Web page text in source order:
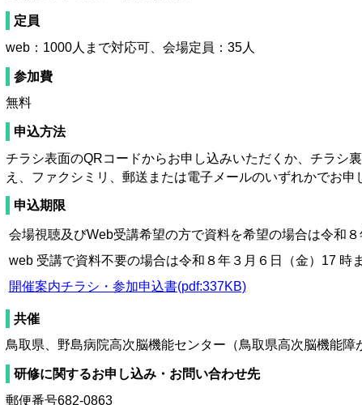
定員
web：1000人まで対応可、会場定員：35人
参加費
無料
申込方法
チラシ表面のQRコードからお申し込みいただくか、チラシ
え、ファクシミリ、郵送または電子メールのいずれかでお申
申込期限
会場視聴及びWeb受講希望の方で資料を希望の場合は令和
web 受講で資料不要の場合は令和８年３月６日（金）17 時
開催案内チラシ・参加申込書(pdf:337KB)
共催
鳥取県、野島病院高次脳機能センター（鳥取県高次脳機能障
研修に関するお申し込み・お問い合わせ先
郵便番号682-0863